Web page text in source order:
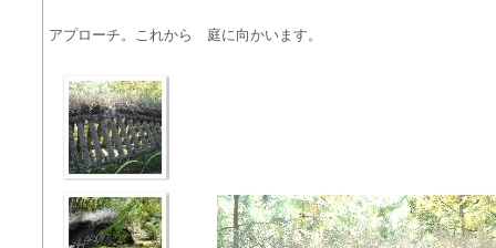
アプローチ。これから 庭に向かいます。